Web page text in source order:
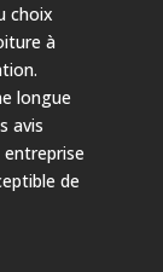
choix
à
longue
avis
de